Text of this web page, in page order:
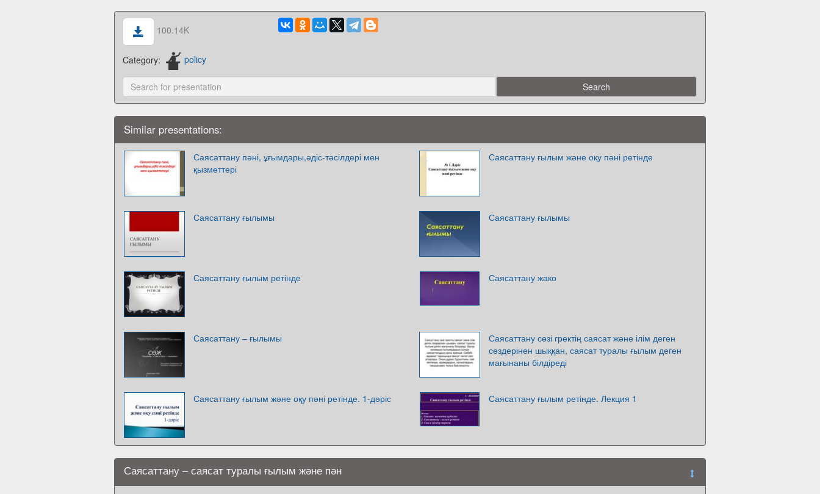
100.14K
Category: policy
Similar presentations:
Саясаттану пәні, ұғымдары,әдіс-тәсілдері мен
қызметтері
Саясаттану ғылым және оқу пәні ретінде
Саясаттану ғылымы Саясаттану ғылымы
Саясаттану ғылым ретінде Саясаттану жако
Саясаттану – ғылымы
Саясаттану сөзі гректің саясат және ілім деген
сөздерінен шыққан, саясат туралы ғылым деген
мағынаны білдіреді
Саясаттану ғылым және оқу пәні ретінде. 1-дәріс Саясаттану ғылым ретінде. Лекция 1
Саясаттану – саясат туралы ғылым және пән